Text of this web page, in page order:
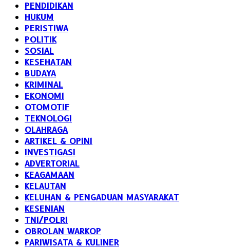
PENDIDIKAN
HUKUM
PERISTIWA
POLITIK
SOSIAL
KESEHATAN
BUDAYA
KRIMINAL
EKONOMI
OTOMOTIF
TEKNOLOGI
OLAHRAGA
ARTIKEL & OPINI
INVESTIGASI
ADVERTORIAL
KEAGAMAAN
KELAUTAN
KELUHAN & PENGADUAN MASYARAKAT
KESENIAN
TNI/POLRI
OBROLAN WARKOP
PARIWISATA & KULINER